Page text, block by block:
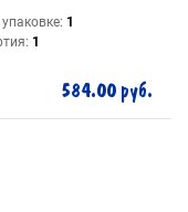
1
1
584.00 руб.